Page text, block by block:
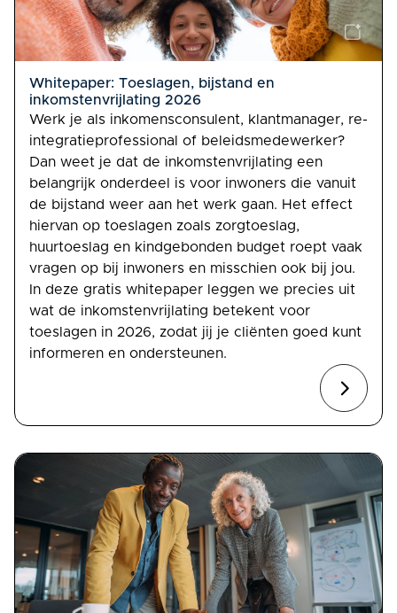
Whitepaper: Toeslagen, bijstand en
inkomstenvrijlating 2026
Werk je als inkomensconsulent, klantmanager, re-
integratieprofessional of beleidsmedewerker?
Dan weet je dat de inkomstenvrijlating een
belangrijk onderdeel is voor inwoners die vanuit
de bijstand weer aan het werk gaan. Het effect
hiervan op toeslagen zoals zorgtoeslag,
huurtoeslag en kindgebonden budget roept vaak
vragen op bij inwoners en misschien ook bij jou.
In deze gratis whitepaper leggen we precies uit
wat de inkomstenvrijlating betekent voor
toeslagen in 2026, zodat jij je cliënten goed kunt
informeren en ondersteunen.